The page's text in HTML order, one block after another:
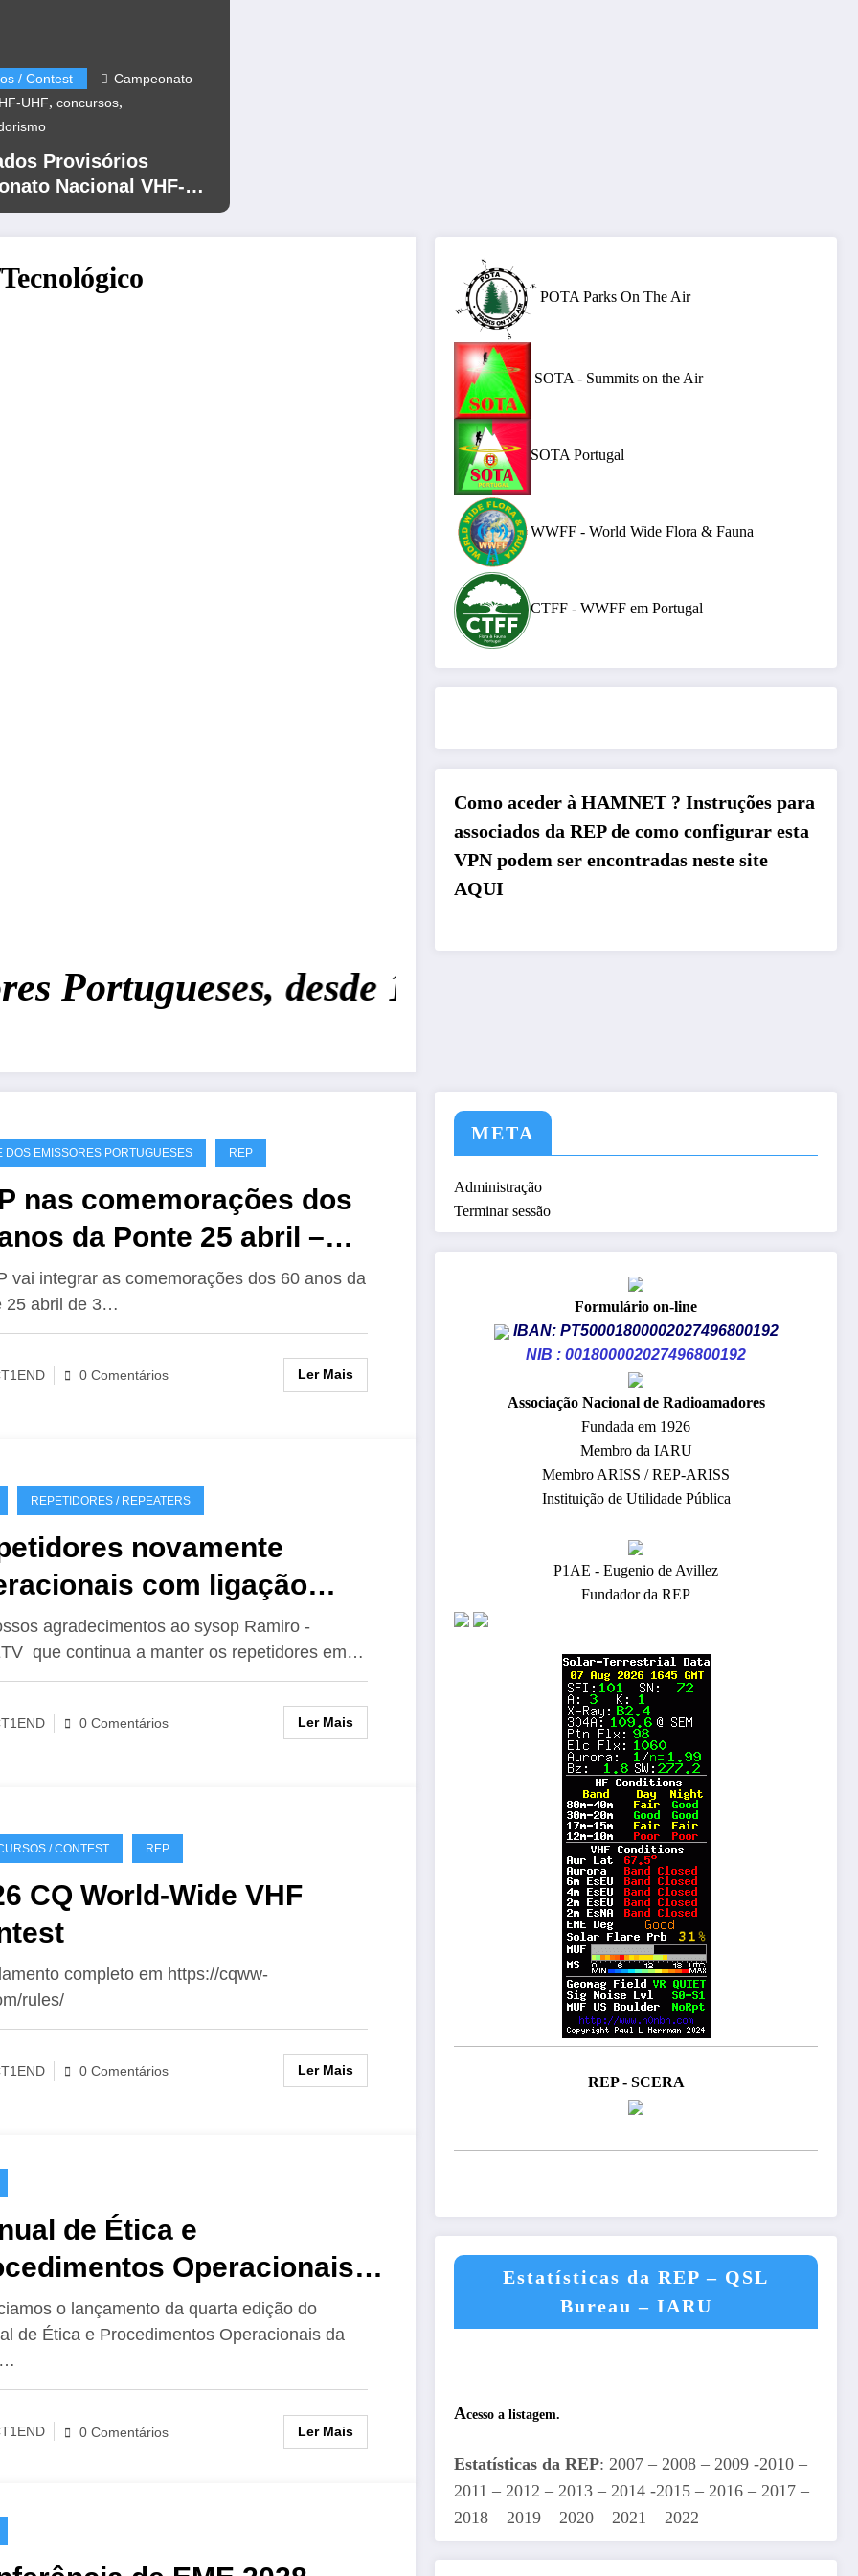
/ Contest
Campeonato
UHF, concursos,
Provisórios
Nacional VHF-
Portugueses, desde 1926 a trabalhar no futuro
POTA Parks On The Air
SOTA - Summits on the Air
SOTA Portugal
WWFF - World Wide Flora & Fauna
CTFF - WWFF em Portugal
Como aceder à HAMNET ? Instruções para
associados da REP de como configurar esta
VPN podem ser encontradas neste site
AQUI
DOS EMISSORES PORTUGUESES REP
nas comemorações dos
da Ponte 25 abril –
vai integrar as comemorações dos 60 anos da
25 abril de 3…
0 Comentários Ler Mais
REPETIDORES / REPEATERS
novamente
com ligação
agradecimentos ao sysop Ramiro -
que continua a manter os repetidores em…
0 Comentários Ler Mais
/ CONTEST REP
CQ World-Wide VHF
completo em https://cqww-
rules/
0 Comentários Ler Mais
de Ética e
Operacionais
para o Radioamador,
o lançamento da quarta edição do
de Ética e Procedimentos Operacionais da
0 Comentários Ler Mais
META
Administração
Terminar sessão
Formulário on-line
IBAN: PT50001800002027496800192
NIB : 001800002027496800192
​Associação Nacional de Radioamadores
Fundada em 1926
Membro da IARU
Membro ARISS / REP-ARISS
Instituição de Utilidade Pública
P1AE - Eugenio de Avillez
Fundador da REP
REP - SCERA
Estatísticas da REP – QSL
Bureau – IARU
Acesso a listagem.
Estatísticas da REP: 2007 – 2008 – 2009 -2010 –
2011 – 2012 – 2013 – 2014 -2015 – 2016 – 2017 –
2018 – 2019 – 2020 – 2021 – 2022